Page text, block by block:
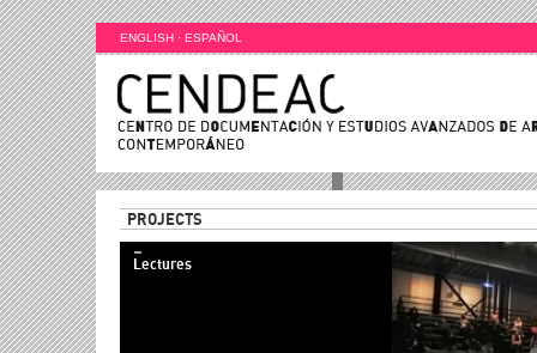
ENGLISH · ESPAÑOL
PROJECTS
Lectures